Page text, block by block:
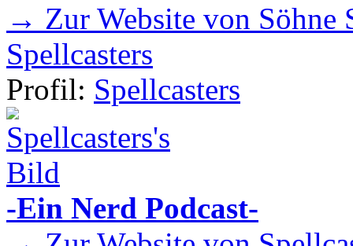
→ Zur Website von Söhne
Spellcasters
Profil: Spellcasters
-Ein Nerd Podcast-